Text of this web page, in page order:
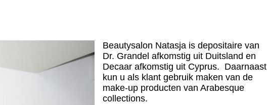
Beautysalon Natasja is depositaire van
Dr. Grandel afkomstig uit Duitsland en
Decaar afkomstig uit Cyprus. Daarnaast
kun u als klant gebruik maken van de
make-up producten van Arabesque
collections.